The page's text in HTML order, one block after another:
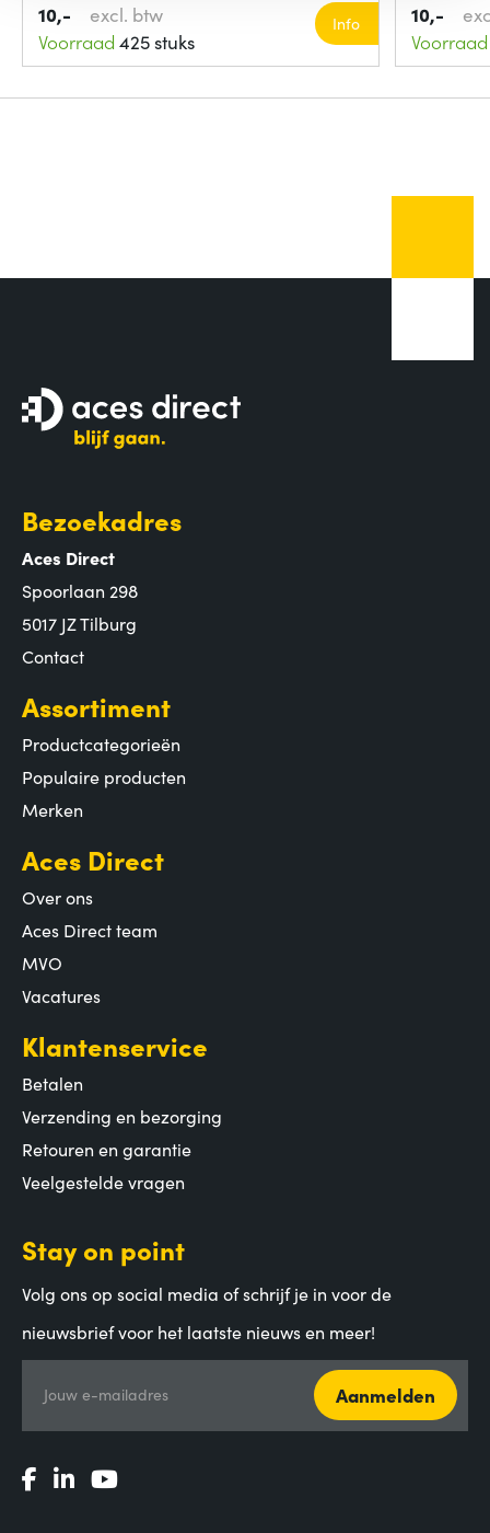
10,-
excl. btw
Voorraad 425 stuks
Info 10,-
Voorraad
Bezoekadres
Aces Direct
Spoorlaan 298
5017 JZ Tilburg
Contact
Assortiment
Productcategorieën
Populaire producten
Merken
Aces Direct
Over ons
Aces Direct team
MVO
Vacatures
Klantenservice
Betalen
Verzending en bezorging
Retouren en garantie
Veelgestelde vragen
Stay on point
Volg ons op social media of schrijf je in voor de
nieuwsbrief voor het laatste nieuws en meer!
Jouw e-mailadres Aanmelden